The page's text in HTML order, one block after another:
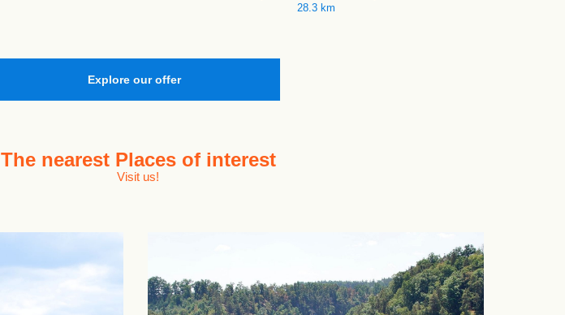
28.3 km
Explore our offer
The nearest Places of interest
Visit us!